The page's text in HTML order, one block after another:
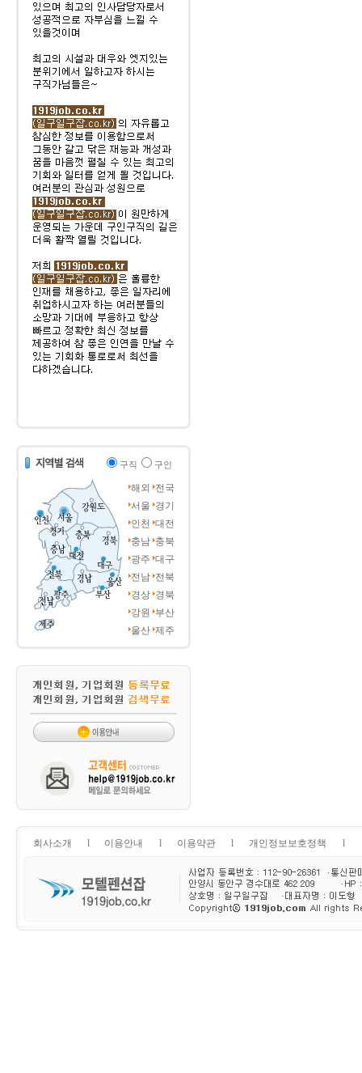
구직 구인
해외
전국
서울 경기
인천 대전
충남 충북
광주 대구
전남 전북
경상 경북
강원
부산
울산 제주
회사소개 l 이용안내 l 이용약관 l 개인정보보호정책 l